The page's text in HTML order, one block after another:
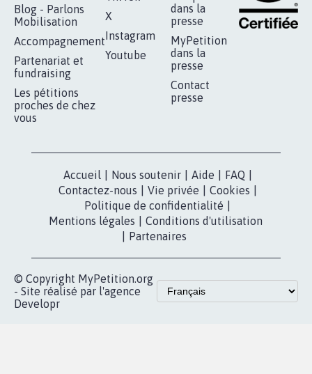
Blog - Parlons
Mobilisation
Accompagnement
Partenariat et
fundraising
Les pétitions
proches de chez
vous
X
Instagram
Youtube
dans la
presse
MyPetition
dans la
presse
Contact
presse
Accueil Nous soutenir Aide FAQ
Contactez-nous
Vie privée Cookies
Politique de confidentialité
Mentions légales
Conditions d'utilisation
Partenaires
© Copyright MyPetition.org
- Site réalisé par l'agence
Developr